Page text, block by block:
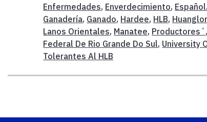
Enfermedades, Enverdecimiento, Español,
Ganadería, Ganado, Hardee, HLB,
Lanos Orientales, Manatee, Productores´ ,
Federal De Rio Grande Do Sul, University
Tolerantes Al HLB